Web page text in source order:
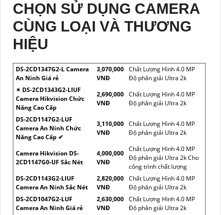
CHỌN SỬ DỤNG CAMERA
CÙNG LOẠI VÀ THƯƠNG
HIỆU
DS-2CD1347G2-L Camera
An Ninh Giá rẻ
3,070,000
VNĐ
Chất Lượng Hình 4.0 MP
Độ phân giải Ultra 2k
✴ DS-2CD1343G2-LIUF
Camera Hikvision Chức
Năng Cao Cấp
2,690,000
VNĐ
Chất Lượng Hình 4.0 MP
Độ phân giải Ultra 2k
DS-2CD1147G2-LUF
Camera An Ninh Chức
Năng Cao Cấp ✔
3,110,000
VNĐ
Chất Lượng Hình 4.0 MP
Độ phân giải Ultra 2k
Camera Hikvision DS-
2CD1147G0-UF Sắc Nét
4,000,000
VNĐ
Chất Lượng Hình 4.0 MP
Độ phân giải Ultra 2k Cho
công trình chất lượng
DS-2CD1143G2-LIUF
Camera An Ninh Sắc Nét
2,820,000
VNĐ
Chất Lượng Hình 4.0 MP
Độ phân giải Ultra 2k
DS-2CD1047G2-LUF
Camera An Ninh Giá rẻ
2,630,000
VNĐ
Chất Lượng Hình 4.0 MP
Độ phân giải Ultra 2k